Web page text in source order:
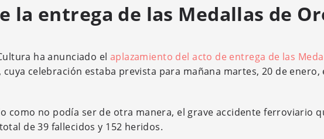
la entrega de las Medallas de
ha anunciado el aplazamiento del acto de entrega de las
celebración estaba prevista para mañana martes, 20 de enero,
como no podía ser de otra manera, el grave accidente ferroviario
de 39 fallecidos y 152 heridos.